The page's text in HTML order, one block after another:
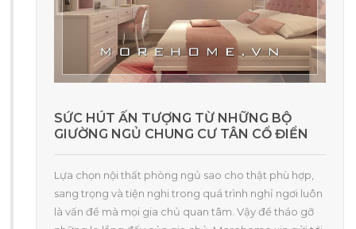
SỨC HÚT ẤN TƯỢNG TỪ NHỮNG BỘ
GIƯỜNG NGỦ CHUNG CƯ TÂN CỔ ĐIỂN
Lựa chọn nội thất phòng ngủ sao cho thật phù hợp,
sang trọng và tiện nghi trong quá trình nghỉ ngơi luôn
là vấn đề mà mọi gia chủ quan tâm. Vậy để tháo gỡ